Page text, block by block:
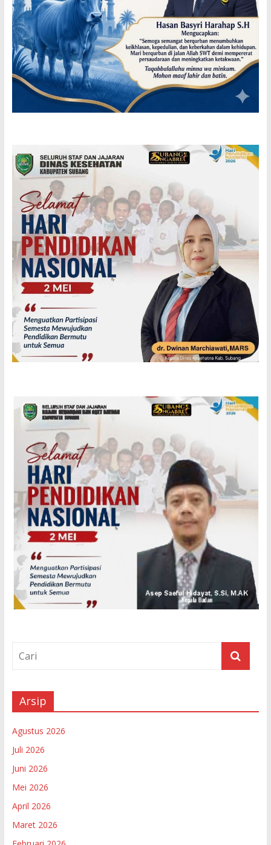
Arsip
Agustus 2026
Juli 2026
Juni 2026
Mei 2026
April 2026
Maret 2026